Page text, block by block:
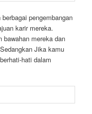
pengembangan
karir mereka.
bawahan mereka dan
Jika kamu
hati dalam